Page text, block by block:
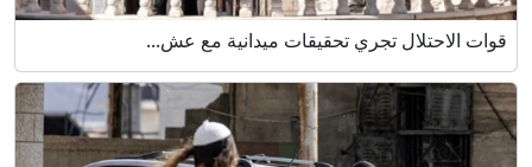
قوات الاحتلال تجري تحقيقات ميدانية مع عش...